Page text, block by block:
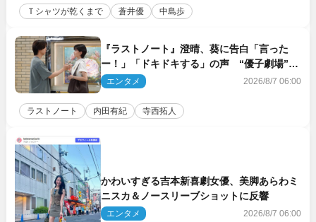
Ｔシャツが乾くまで 蒼井優 中島歩
『ラストノート』澄晴、葵に告白「言った
ー！」「ドキドキする」の声 “優子劇場”も
話題
エンタメ 2026/8/7 06:00
ラストノート 内田有紀 寺西拓人
かわいすぎる吉本新喜劇女優、美脚あらわミ
ニスカ＆ノースリーブショットに反響
エンタメ 2026/8/7 06:00